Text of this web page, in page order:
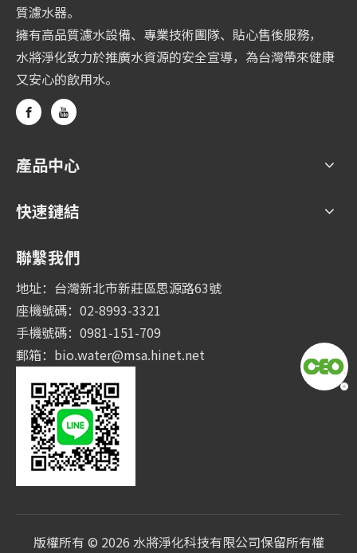
質濾水器。
擁有高品質濾水設備、專業技術團隊、貼心售後服務，
水將淨化致力於推廣水資源的安全宣導，為台灣帶來健康
又安心的飲用水。
產品中心
快速鏈結
聯繫我們
地址：台灣新北市新莊區思源路63號
座機號碼：02-8993-3321
手機號碼：0981-151-709
郵箱： bio.water@msa.hinet.net
版權所有 © 2026 水將淨化科技有限公司保留所有權